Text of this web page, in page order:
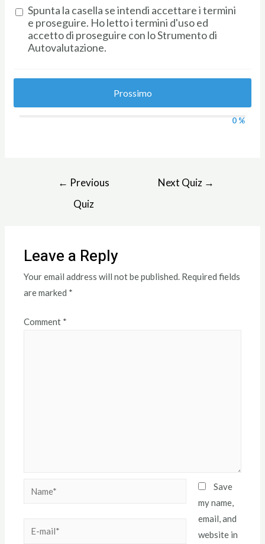
Spunta la casella se intendi accettare i termini
e proseguire. Ho letto i termini d'uso ed
accetto di proseguire con lo Strumento di
Autovalutazione.
Prossimo
0 %
← Previous
Quiz
Next Quiz →
Leave a Reply
Your email address will not be published. Required fields
are marked *
Comment *
Save
my name,
email, and
website in